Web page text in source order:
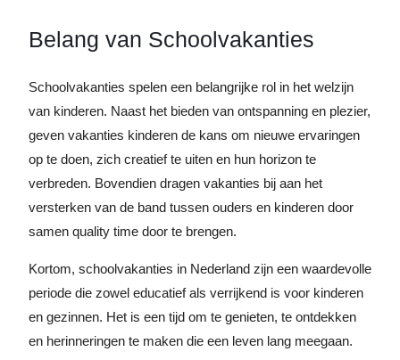
Belang van Schoolvakanties
Schoolvakanties spelen een belangrijke rol in het welzijn
van kinderen. Naast het bieden van ontspanning en plezier,
geven vakanties kinderen de kans om nieuwe ervaringen
op te doen, zich creatief te uiten en hun horizon te
verbreden. Bovendien dragen vakanties bij aan het
versterken van de band tussen ouders en kinderen door
samen quality time door te brengen.
Kortom, schoolvakanties in Nederland zijn een waardevolle
periode die zowel educatief als verrijkend is voor kinderen
en gezinnen. Het is een tijd om te genieten, te ontdekken
en herinneringen te maken die een leven lang meegaan.